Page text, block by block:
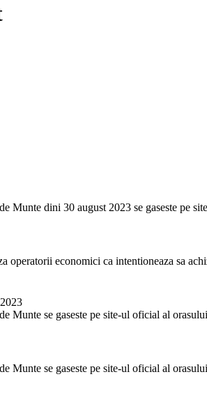
Munte dini 30 august 2023 se gaseste pe
operatorii economici ca intentioneaza sa
Munte se gaseste pe site-ul oficial al
Munte se gaseste pe site-ul oficial al